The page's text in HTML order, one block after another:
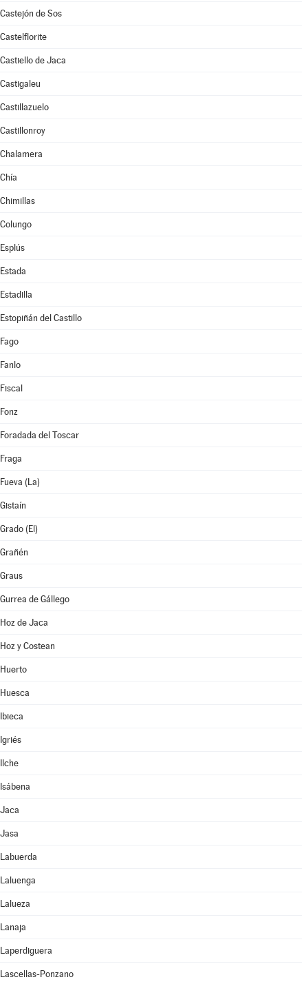
Castejón de Sos
Castelflorite
Castiello de Jaca
Castigaleu
Castillazuelo
Castillonroy
Chalamera
Chía
Chimillas
Colungo
Esplús
Estada
Estadilla
Estopiñán del Castillo
Fago
Fanlo
Fiscal
Fonz
Foradada del Toscar
Fraga
Fueva (La)
Gistaín
Grado (El)
Grañén
Graus
Gurrea de Gállego
Hoz de Jaca
Hoz y Costean
Huerto
Huesca
Ibieca
Igriés
Ilche
Isábena
Jaca
Jasa
Labuerda
Laluenga
Lalueza
Lanaja
Laperdiguera
Lascellas-Ponzano